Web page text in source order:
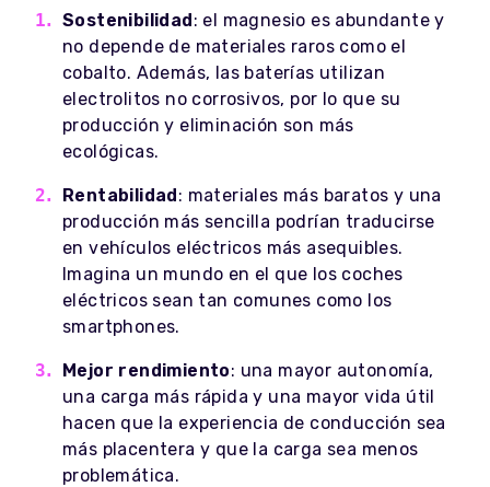
Sostenibilidad: el magnesio es abundante y
no depende de materiales raros como el
cobalto. Además, las baterías utilizan
electrolitos no corrosivos, por lo que su
producción y eliminación son más
ecológicas.
Rentabilidad: materiales más baratos y una
producción más sencilla podrían traducirse
en vehículos eléctricos más asequibles.
Imagina un mundo en el que los coches
eléctricos sean tan comunes como los
smartphones.
Mejor rendimiento: una mayor autonomía,
una carga más rápida y una mayor vida útil
hacen que la experiencia de conducción sea
más placentera y que la carga sea menos
problemática.